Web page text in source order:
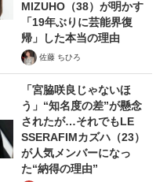
MIZUHO（38）が明かす
「19年ぶりに芸能界復
帰」した本当の理由
佐藤 ちひろ
「宮脇咲良じゃないほ
う」“知名度の差”が懸念
されたが…それでもLE
SSERAFIMカズハ（23）
が人気メンバーになっ
た“納得の理由”